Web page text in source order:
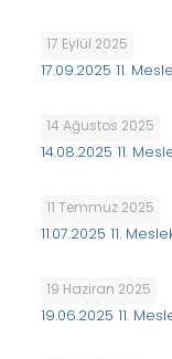
17 Eylül 2025
17.09.2025 11.
14 Ağustos 2025
14.08.2025 11.
11 Temmuz 2025
11.07.2025 11.
19 Haziran 2025
19.06.2025 11.